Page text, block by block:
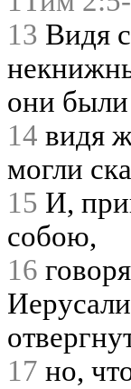
13 Видя
они
14 видя
могли
15 И,
собою,
16
17 но,